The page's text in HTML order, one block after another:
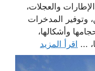
والعجلات،
وتوفير المدخرات
وأشكالها،
... اقرأ المزيد